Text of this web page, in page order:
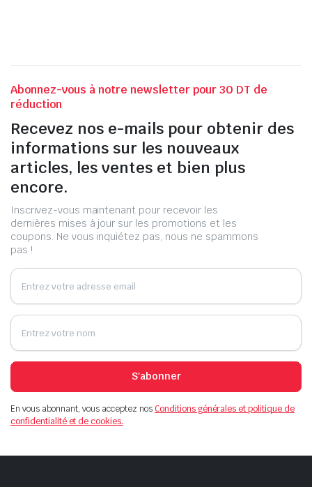
Abonnez-vous à notre newsletter pour 30 DT de
réduction
Recevez nos e-mails pour obtenir des
informations sur les nouveaux
articles, les ventes et bien plus
encore.
Inscrivez-vous maintenant pour recevoir les
dernières mises à jour sur les promotions et les
coupons. Ne vous inquiétez pas, nous ne spammons
pas !
S'abonner
En vous abonnant, vous acceptez nosConditions générales et politique de
confidentialité et de cookies.